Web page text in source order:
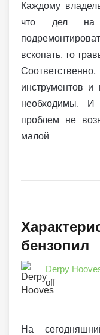
Каждому
что дел на
вскопать, то
инструментов и
необходимы. И
проблем не
малой
бензопил
Derpy
off
На